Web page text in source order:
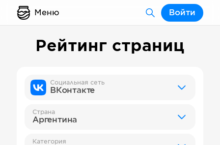
Меню Войти
Рейтинг страниц
Социальная сеть
ВКонтакте
Страна
Аргентина
Категория